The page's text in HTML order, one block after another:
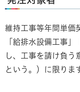
維持工事等年間単価
「給排水設備工事
し、工事を請け負う
という。）に限りま